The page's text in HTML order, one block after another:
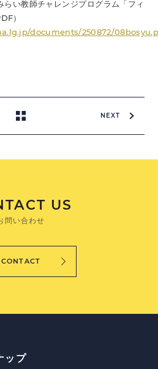
い教師チャレンジプログラム「フィ
）
documents/250872/
NEXT
US
問い合わせ
CONTACT
ップ